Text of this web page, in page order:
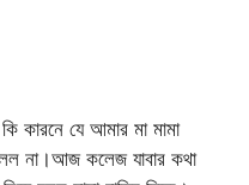
যে আমার মা মামা
না।আজ কলেজ যাবার কথা